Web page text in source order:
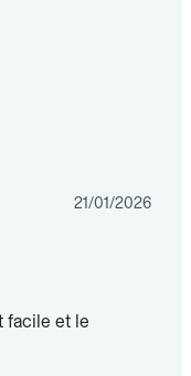
21/01/2026
facile et le